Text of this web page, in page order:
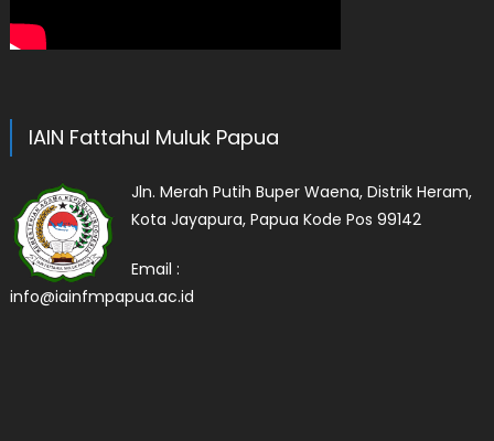
IAIN Fattahul Muluk Papua
Jln. Merah Putih Buper Waena, Distrik Heram,
Kota Jayapura, Papua Kode Pos 99142
Email :
info@iainfmpapua.ac.id